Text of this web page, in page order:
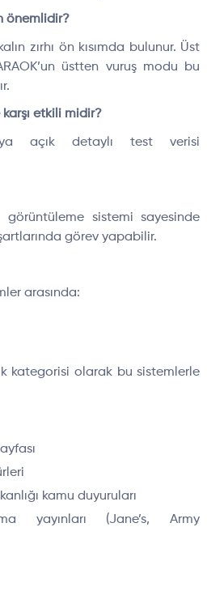
önemlidir?
zırhı ön kısımda bulunur. Üst
üstten vuruş modu bu
etkili midir?
açık detaylı test verisi
görüntüleme sistemi sayesinde
görev yapabilir.
arasında:
kategorisi olarak bu sistemlerle
kamu duyuruları
yayınları (Jane’s, Army